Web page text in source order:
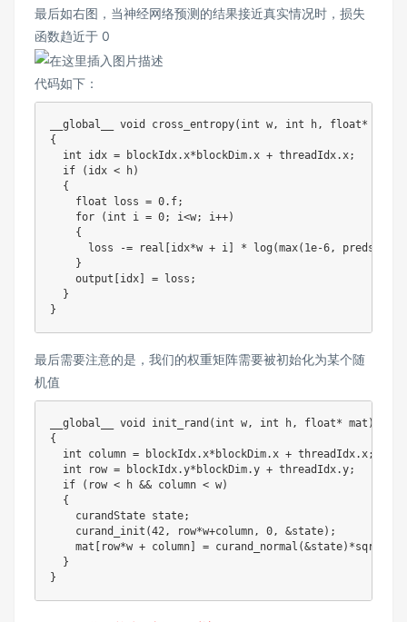
最后如右图，当神经网络预测的结果接近真实情况时，损失
函数趋近于 0
代码如下：
__global__ void cross_entropy( int w, int h, float*
{
int idx = blockIdx.x* blockDim.x + threadIdx.x;
if
( idx < h)
{
float loss = 0.f;
for
( int i = 0; i<w; i++)
{
      loss
-= real idx*w + i * log (max( 1e-6, preds
}
    output
idx = loss ;
}
}
最后需要注意的是，我们的权重矩阵需要被初始化为某个随
机值
__global__ void init_rand ( int w, int h, float* mat )
{
int column = blockIdx.x* blockDim.x + threadIdx.x;
int row = blockIdx.y* blockDim.y + threadIdx.y;
if
( row < h && column < w)
{
    curandState state
;
curand_init (42, row*w+column, 0, &state) ;
    mat
row*w + column = curand_normal (&state) *sqrtf
}
}